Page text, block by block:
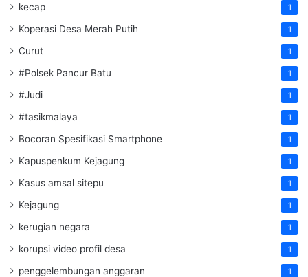
kecap 1
Koperasi Desa Merah Putih 1
Curut 1
#Polsek Pancur Batu 1
#Judi 1
#tasikmalaya 1
Bocoran Spesifikasi Smartphone 1
Kapuspenkum Kejagung 1
Kasus amsal sitepu 1
Kejagung 1
kerugian negara 1
korupsi video profil desa 1
penggelembungan anggaran 1